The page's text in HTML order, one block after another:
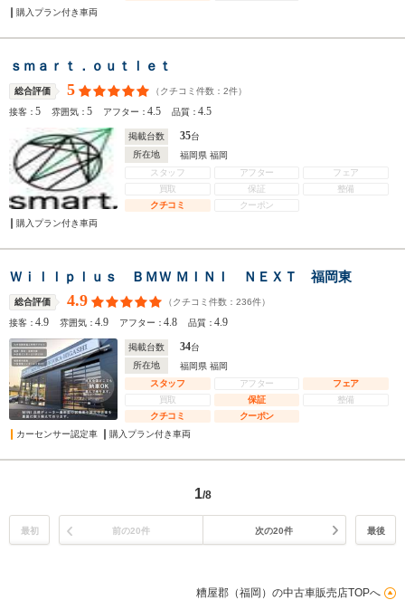
購入プラン付き車両
ｓｍａｒｔ．ｏｕｔｌｅｔ
総合評価 5 （クチコミ件数： 2件）
接客：5 雰囲気：5 アフター：4.5 品質：4.5
掲載台数 35台
所在地
福岡県 福岡
スタッフ
アフター
フェア
買取
保証
整備
クチコミ
クーポン
購入プラン付き車両
Ｗｉｌｌｐｌｕｓ ＢＭＷ ＭＩＮＩ ＮＥＸＴ 福岡東
総合評価 4.9 （クチコミ件数： 236件）
接客：4.9 雰囲気：4.9 アフター：4.8 品質：4.9
掲載台数 34台
所在地
福岡県 福岡
スタッフ
アフター
フェア
買取
保証
整備
クチコミ
クーポン
カーセンサー認定車
購入プラン付き車両
1/8
最初 前の20件 次の20件 最後
糟屋郡（福岡）の中古車販売店TOPへ